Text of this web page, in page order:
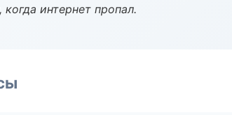
интернет пропал.